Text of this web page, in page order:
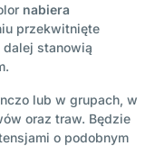
nabiera
przekwitnięte
stanowią
lub w grupach, w
oraz traw. Będzie
o podobnym